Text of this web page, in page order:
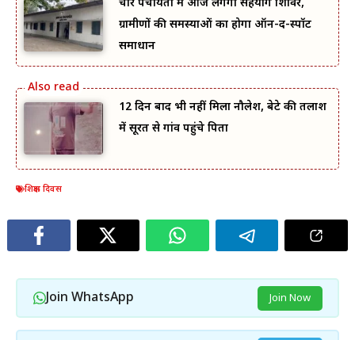
चार पंचायतों में आज लगेगा सहयोग शिविर,
ग्रामीणों की समस्याओं का होगा ऑन-द-स्पॉट
समाधान
12 दिन बाद भी नहीं मिला नौलेश, बेटे की तलाश
में सूरत से गांव पहुंचे पिता
शिक्षक दिवस
Join WhatsApp Join Now